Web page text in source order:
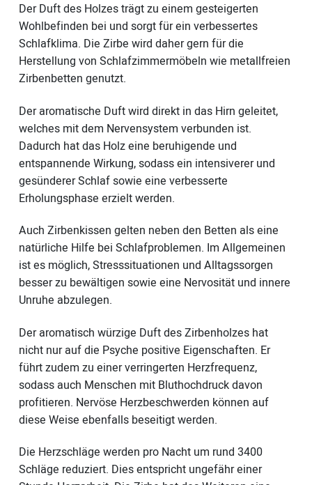
Der Duft des Holzes trägt zu einem gesteigerten
Wohlbefinden bei und sorgt für ein verbessertes
Schlafklima. Die Zirbe wird daher gern für die
Herstellung von Schlafzimmermöbeln wie metallfreien
Zirbenbetten genutzt.
Der aromatische Duft wird direkt in das Hirn geleitet,
welches mit dem Nervensystem verbunden ist.
Dadurch hat das Holz eine beruhigende und
entspannende Wirkung, sodass ein intensiverer und
gesünderer Schlaf sowie eine verbesserte
Erholungsphase erzielt werden.
Auch Zirbenkissen gelten neben den Betten als eine
natürliche Hilfe bei Schlafproblemen. Im Allgemeinen
ist es möglich, Stresssituationen und Alltagssorgen
besser zu bewältigen sowie eine Nervosität und innere
Unruhe abzulegen.
Der aromatisch würzige Duft des Zirbenholzes hat
nicht nur auf die Psyche positive Eigenschaften. Er
führt zudem zu einer verringerten Herzfrequenz,
sodass auch Menschen mit Bluthochdruck davon
profitieren. Nervöse Herzbeschwerden können auf
diese Weise ebenfalls beseitigt werden.
Die Herzschläge werden pro Nacht um rund 3400
Schläge reduziert. Dies entspricht ungefähr einer